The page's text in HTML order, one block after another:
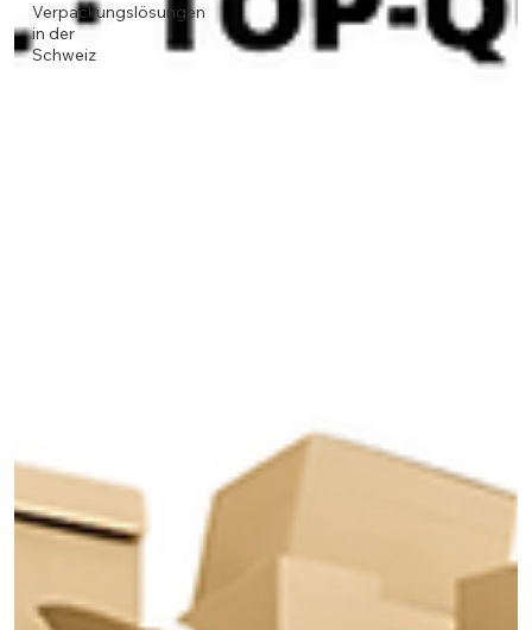
Verpackungslösungen
in der
Schweiz